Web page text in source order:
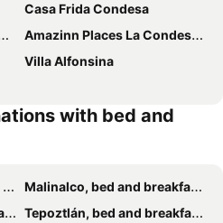
Casa Frida Condesa
Amazinn Places La Condesa Roma
Villa Alfonsina
with bed and
Malinalco, bed and breakfasts
Tepoztlán, bed and breakfasts